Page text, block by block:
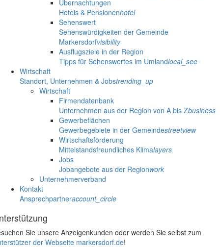
Übernachtungen
Hotels & Pensionenhotel
Sehenswert
Sehenswürdigkeiten der Gemeinde
Markersdorfvisibility
Ausflugsziele in der Region
Tipps für Sehenswertes im Umlandlocal_see
Wirtschaft
Standort, Unternehmen & Jobstrending_up
Wirtschaft
Firmendatenbank
Unternehmen aus der Region von A bis Zbusiness
Gewerbeflächen
Gewerbegebiete in der Gemeindestreetview
Wirtschaftsförderung
Mittelstandsfreundliches Klimalayers
Jobs
Jobangebote aus der Regionwork
Unternehmerverband
Kontakt
Ansprechpartneraccount_circle
Sie unsere Anzeigenkunden oder werden Sie selbst zum
der Webseite markersdorf.de!